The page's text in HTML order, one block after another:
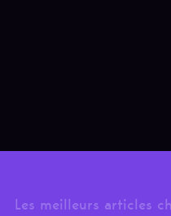
Les meilleurs articles